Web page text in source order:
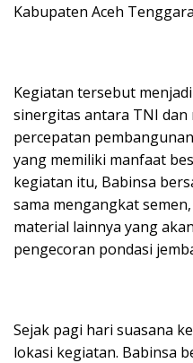
Kabupaten Aceh
Kegiatan tersebut
sinergitas antara TNI
percepatan
yang memiliki manfaat
kegiatan itu, Babinsa
sama mengangkat
material lainnya yang
pengecoran pondasi
Sejak pagi hari suasana
lokasi kegiatan. Babinsa